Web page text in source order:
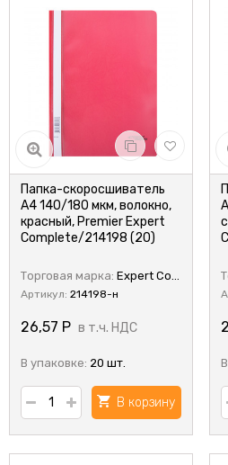
Папка-скоросшиватель
А4 140/180 мкм, волокно,
красный, Premier Expert
Complete/214198 (20)
Торговая марка: Expert Complete
Артикул: 214198-н
26,57 Р в т.ч. НДС
В упаковке: 20 шт.
В корзину